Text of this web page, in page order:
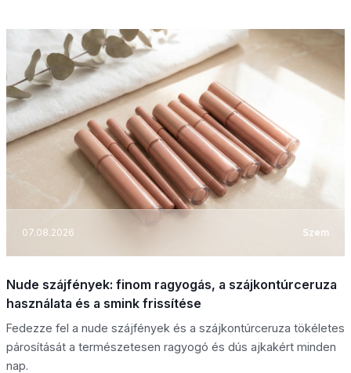
07.08.2026 Szem
Nude szájfények: finom ragyogás, a szájkontúrceruza
használata és a smink frissítése
Fedezze fel a nude szájfények és a szájkontúrceruza tökéletes
párosítását a természetesen ragyogó és dús ajkakért minden
nap.